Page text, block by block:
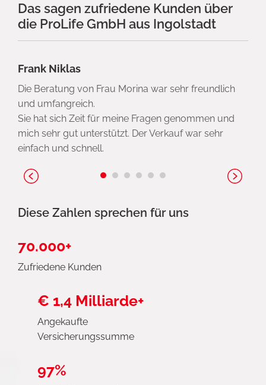
Das sagen zufriedene Kunden über
die ProLife GmbH aus Ingolstadt
Frank Niklas
Die Beratung von Frau Morina war sehr freundlich
und umfangreich.
Sie hat sich Zeit für meine Fragen genommen und
mich sehr gut unterstützt. Der Verkauf war sehr
einfach und schnell.
Diese Zahlen sprechen für uns
70.000+
Zufriedene Kunden
€ 1,4 Milliarde+
Angekaufte
Versicherungssumme
97%